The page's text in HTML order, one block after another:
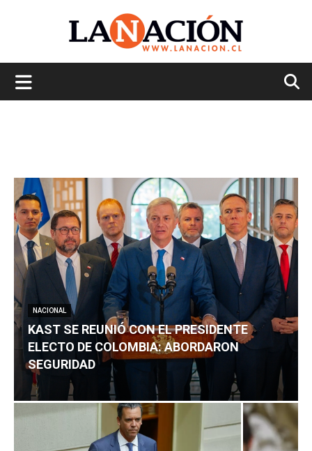
NACIONAL
KAST SE REUNIÓ CON EL PRESIDENTE
ELECTO DE COLOMBIA: ABORDARON
SEGURIDAD